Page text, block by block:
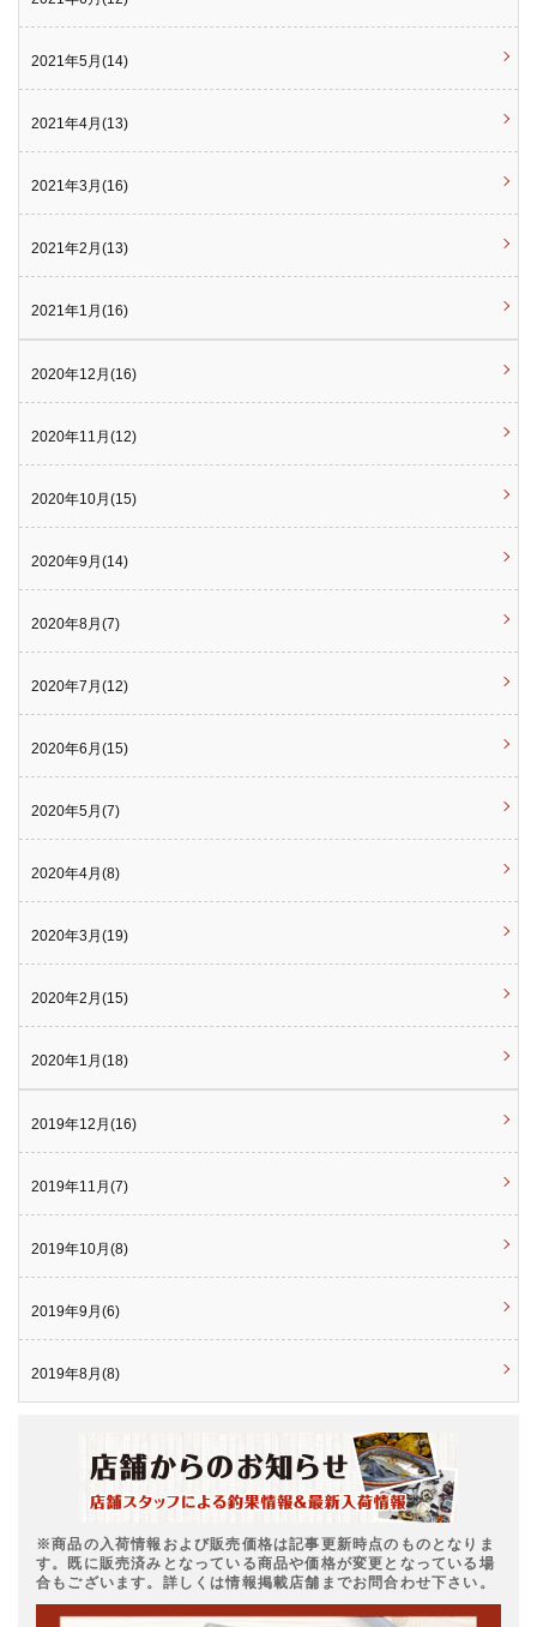
2021年5月(14)
2021年4月(13)
2021年3月(16)
2021年2月(13)
2021年1月(16)
2020年12月(16)
2020年11月(12)
2020年10月(15)
2020年9月(14)
2020年8月(7)
2020年7月(12)
2020年6月(15)
2020年5月(7)
2020年4月(8)
2020年3月(19)
2020年2月(15)
2020年1月(18)
2019年12月(16)
2019年11月(7)
2019年10月(8)
2019年9月(6)
2019年8月(8)
※商品の入荷情報および販売価格は記事更新時点のものとなりま
す。既に販売済みとなっている商品や価格が変更となっている場
合もございます。詳しくは情報掲載店舗までお問合わせ下さい。